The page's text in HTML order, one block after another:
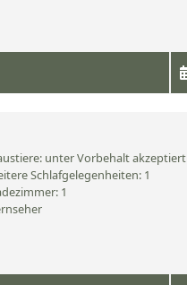
unter Vorbehalt akzeptiert
Schlafgelegenheiten: 1
1